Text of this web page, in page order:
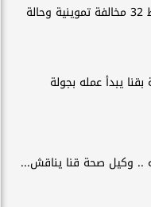
حملة مكبرة تضبط 32 مخالفة تموينية وحالة
يبدأ عمله بجولة
.. وكيل صحة قنا يناقش...